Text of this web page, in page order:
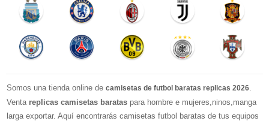
Somos una tienda online de camisetas de futbol baratas replicas 2026
Venta replicas camisetas baratas para hombre e mujeres,ninos,manga
larga exportar. Aquí encontrarás camisetas futbol baratas de tus equipos